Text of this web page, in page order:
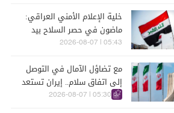
خلية الإعلام الأمني العراقي:
ماضون في حصر السلاح بيد
الدولة
05:43 | 2026-08-07
مع تضاؤل الآمال في التوصل
إلى اتفاق سلام.. إيران تستعد
لحرب طويلة الأمد
05:30 | 2026-08-07